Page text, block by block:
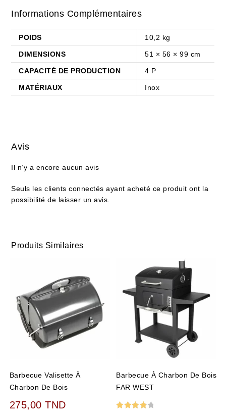
Informations Complémentaires
POIDS 10,2 kg
DIMENSIONS 51 × 56 × 99 cm
CAPACITÉ DE PRODUCTION 4 P
MATÉRIAUX Inox
Avis
Il n’y a encore aucun avis
Seuls les clients connectés ayant acheté ce produit ont la
possibilité de laisser un avis.
Produits Similaires
Barbecue Valisette À
Charbon De Bois
275,00TND
Barbecue À Charbon De Bois
FAR WEST